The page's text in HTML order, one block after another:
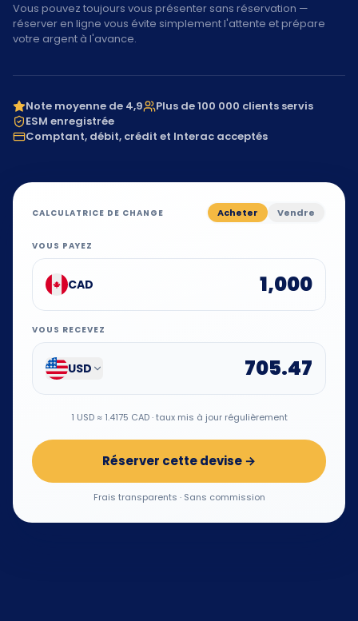
Vous pouvez toujours vous présenter sans réservation —
réserver en ligne vous évite simplement l'attente et prépare
votre argent à l'avance.
Note moyenne de 4,9
Plus de 100 000 clients servis
ESM enregistrée
Comptant, débit, crédit et Interac acceptés
CALCULATRICE DE CHANGE Acheter Vendre
VOUS PAYEZ
CAD
VOUS RECEVEZ
USD
1 USD ≈ 1.4175 CAD · taux mis à jour régulièrement
Réserver cette devise →
Frais transparents · Sans commission